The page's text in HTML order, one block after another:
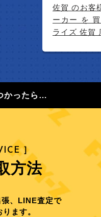
佐賀 のお客
ーカー を
ライズ 佐賀
かったら…
］
方法
、LINE査定で
ます。